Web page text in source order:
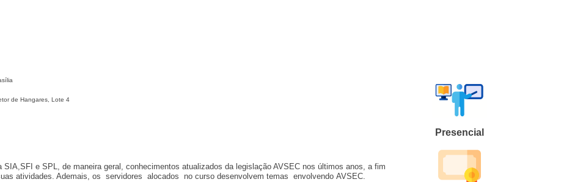
de Hangares, Lote 4
SIA,SFI e SPL, de maneira geral, conhecimentos atualizados da legislação AVSEC nos últimos anos, a fim
atividades. Ademais, os servidores alocados no curso desenvolvem temas envolvendo AVSEC.
Presencial